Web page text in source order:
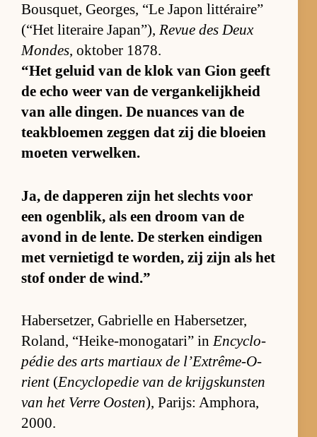
Bousquet, Ge­or­ges, “Le Ja­pon lit­té­rai­re”
(“Het li­te­raire Ja­pan”), Re­vue des Deux
Mon­des, ok­to­ber 1878.
“Het ge­luid van de klok van Gion geeft
de echo weer van de ver­gan­ke­lijk­heid
van alle din­gen. De nu­an­ces van de
teak­bloe­men zeg­gen dat zij die bloeien
moe­ten ver­wel­ken.
Ja, de dap­pe­ren zijn het slechts voor
een ogen­blik, als een droom van de
avond in de len­te. De ster­ken ein­di­gen
met ver­nie­tigd te wor­den, zij zijn als het
stof on­der de wind.”
Ha­ber­set­zer, Ga­brielle en Ha­ber­set­zer,
Roland, “Hei­ke-mo­no­ga­ta­ri” inEn­cy­clo­
pé­die des arts mar­ti­aux de l’Ex­trê­me-O­
rient(En­cy­clo­pe­die van de krijgs­kun­sten
van het Verre Oos­ten), Pa­rijs: Amp­ho­ra,
2000.